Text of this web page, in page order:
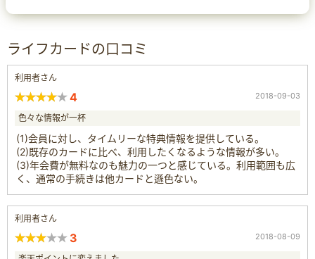
ライフカードの口コミ
利用者さん
4 2018-09-03
色々な情報が一杯
(1)会員に対し、タイムリーな特典情報を提供している。
(2)既存のカードに比べ、利用したくなるような情報が多い。
(3)年会費が無料なのも魅力の一つと感じている。利用範囲も広
く、通常の手続きは他カードと遜色ない。
利用者さん
3 2018-08-09